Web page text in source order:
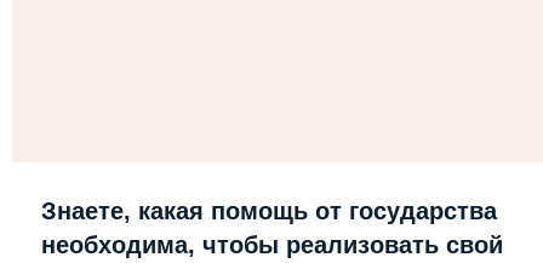
Знаете, какая помощь от государства
необходима, чтобы реализовать свой